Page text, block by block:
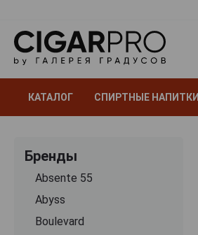
КАТАЛОГ СПИРТНЫЕ НАПИТКИ
Бренды
Absente 55
Abyss
Boulevard